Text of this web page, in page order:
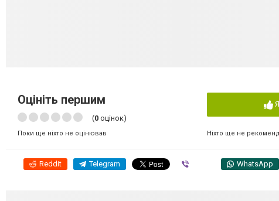
Оцініть першим
(0 оцінок)
Поки ще ніхто не оцінював Ніхто ще не
Reddit Telegram WhatsApp